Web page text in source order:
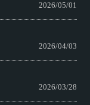
2026/05/01
2026/04/03
2026/03/28